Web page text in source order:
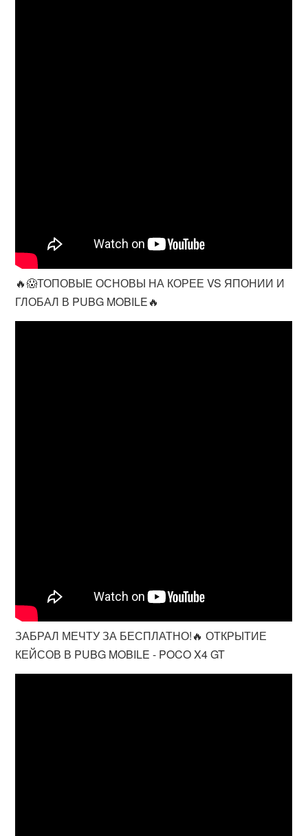
🔥😱ТОПОВЫЕ ОСНОВЫ НА КОРЕЕ VS ЯПОНИИ И
ГЛОБАЛ В PUBG MOBILE🔥
ЗАБРАЛ МЕЧТУ ЗА БЕСПЛАТНО!🔥 ОТКРЫТИЕ
КЕЙСОВ В PUBG MOBILE - POCO X4 GT